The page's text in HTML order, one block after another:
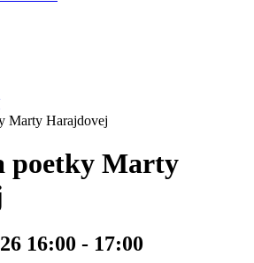
Marty Harajdovej
poetky Marty
16:00 - 17:00